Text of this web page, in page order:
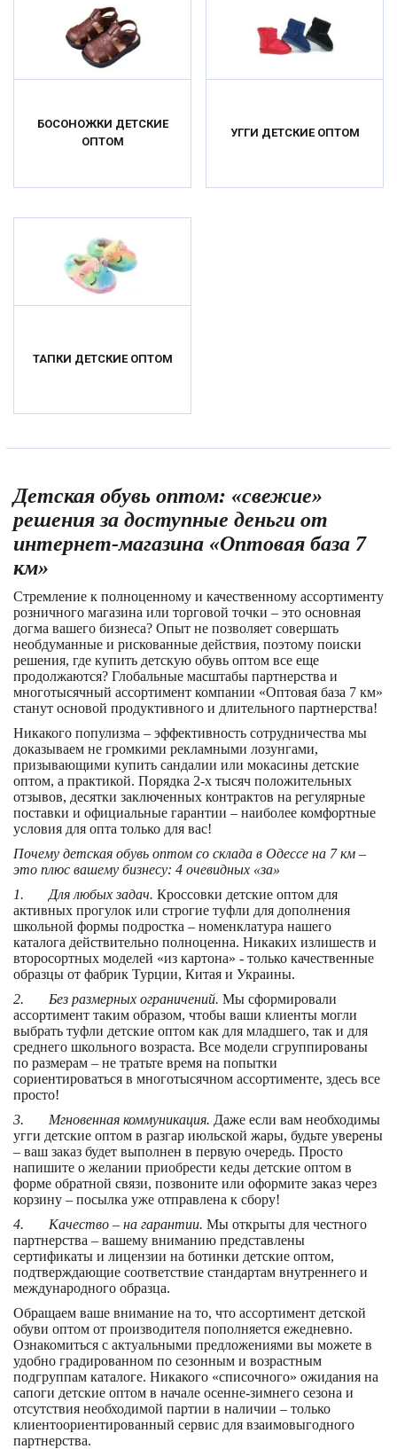
БОСОНОЖКИ ДЕТСКИЕ
ОПТОМ
УГГИ ДЕТСКИЕ ОПТОМ
ТАПКИ ДЕТСКИЕ ОПТОМ
Детская обувь оптом: «свежие»
решения за доступные деньги от
интернет-магазина «Оптовая база 7
км»
Стремление к полноценному и качественному ассортименту
розничного магазина или торговой точки – это основная
догма вашего бизнеса? Опыт не позволяет совершать
необдуманные и рискованные действия, поэтому поиски
решения, где купить детскую обувь оптом все еще
продолжаются? Глобальные масштабы партнерства и
многотысячный ассортимент компании «Оптовая база 7 км»
станут основой продуктивного и длительного партнерства!
Никакого популизма – эффективность сотрудничества мы
доказываем не громкими рекламными лозунгами,
призывающими купить сандалии или мокасины детские
оптом, а практикой. Порядка 2-х тысяч положительных
отзывов, десятки заключенных контрактов на регулярные
поставки и официальные гарантии – наиболее комфортные
условия для опта только для вас!
Почему детская обувь оптом со склада в Одессе на 7 км –
это плюс вашему бизнесу: 4 очевидных «за»
1. Для любых задач. Кроссовки детские оптом для
активных прогулок или строгие туфли для дополнения
школьной формы подростка – номенклатура нашего
каталога действительно полноценна. Никаких излишеств и
второсортных моделей «из картона» - только качественные
образцы от фабрик Турции, Китая и Украины.
2. Без размерных ограничений. Мы сформировали
ассортимент таким образом, чтобы ваши клиенты могли
выбрать туфли детские оптом как для младшего, так и для
среднего школьного возраста. Все модели сгруппированы
по размерам – не тратьте время на попытки
сориентироваться в многотысячном ассортименте, здесь все
просто!
3. Мгновенная коммуникация. Даже если вам необходимы
угги детские оптом в разгар июльской жары, будьте уверены
– ваш заказ будет выполнен в первую очередь. Просто
напишите о желании приобрести кеды детские оптом в
форме обратной связи, позвоните или оформите заказ через
корзину – посылка уже отправлена к сбору!
4. Качество – на гарантии. Мы открыты для честного
партнерства – вашему вниманию представлены
сертификаты и лицензии на ботинки детские оптом,
подтверждающие соответствие стандартам внутреннего и
международного образца.
Обращаем ваше внимание на то, что ассортимент детской
обуви оптом от производителя пополняется ежедневно.
Ознакомиться с актуальными предложениями вы можете в
удобно градированном по сезонным и возрастным
подгруппам каталоге. Никакого «списочного» ожидания на
сапоги детские оптом в начале осенне-зимнего сезона и
отсутствия необходимой партии в наличии – только
клиентоориентированный сервис для взаимовыгодного
партнерства.